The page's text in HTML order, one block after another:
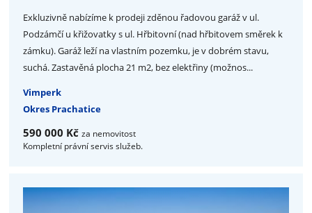
Exkluzivně nabízíme k prodeji zděnou řadovou garáž v ul.
Podzámčí u křižovatky s ul. Hřbitovní (nad hřbitovem směrek k
zámku). Garáž leží na vlastním pozemku, je v dobrém stavu,
suchá. Zastavěná plocha 21 m2, bez elektřiny (možnos...
Vimperk
Okres Prachatice
590 000 Kč za nemovitost
Kompletní právní servis služeb.